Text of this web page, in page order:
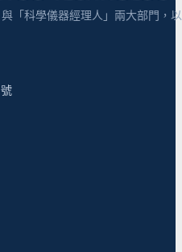
「科學儀器經理人」兩大部門，